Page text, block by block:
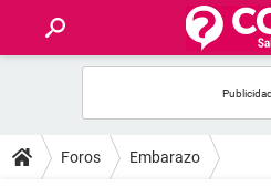
FOROS
Foros Embarazo